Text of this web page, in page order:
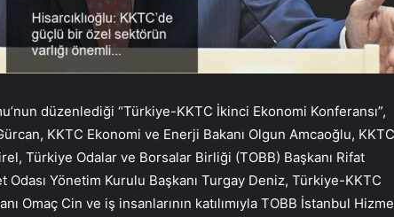
düzenlediği “Türkiye-KKTC İkinci Ekonomi Konferansı”,
KKTC Ekonomi ve Enerji Bakanı Olgun Amcaoğlu, KKTC
Türkiye Odalar ve Borsalar Birliği (TOBB) Başkanı Rifat
Odası Yönetim Kurulu Başkanı Turgay Deniz, Türkiye-KKTC
Omaç Cin ve iş insanlarının katılımıyla TOBB İstanbul